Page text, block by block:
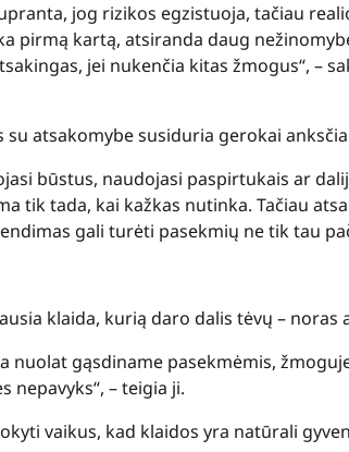
jog rizikos egzistuoja, tačiau
pirmą kartą, atsiranda daug
jei nukenčia kitas žmogus“, –
atsakomybe susiduria gerokai
būstus, naudojasi paspirtukais ar
tik tada, kai kažkas nutinka. Tačiau
gali turėti pasekmių ne tik tau
klaida, kurią daro dalis tėvų –
nuolat gąsdiname pasekmėmis,
nepavyks“, – teigia ji.
vaikus, kad klaidos yra natūrali